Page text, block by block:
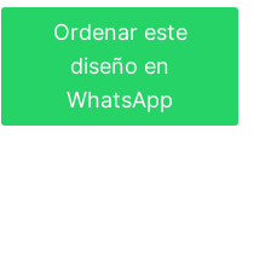
original
era:
$85.00.
actual
es:
$60.00.
Ordenar este
diseño en
WhatsApp